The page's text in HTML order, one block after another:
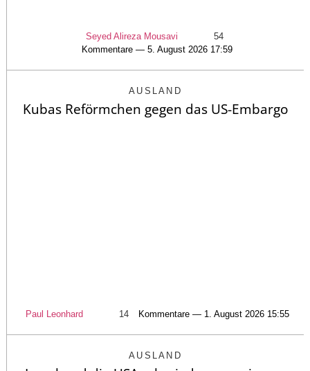
Seyed Alireza Mousavi
54
Kommentare — 5. August 2026 17:59
AUSLAND
Kubas Reförmchen gegen das US-Embargo
Paul Leonhard 14 Kommentare — 1. August 2026 15:55
AUSLAND